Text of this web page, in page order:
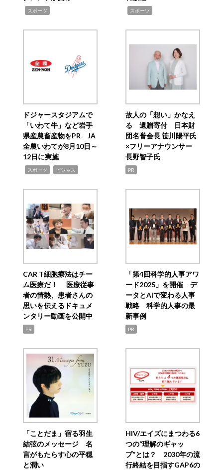
スポーツ スポーツ
ドジャースタジアムで
「いわて牛」など岩手
県産農畜産物をPR JA
全農いわてが8月10日～
12日に実施
スポーツ ビジネス
故人の「想い」かなえ
る 遺贈寄付 日本財
団名誉会長 笹川陽平氏
×フリーアナウンサー
長野智子氏
PR
CAR T細胞療法はチー
ム医療だ！ 医療従事
者の情熱、患者さんの
思いを伝えるドキュメ
ンタリー動画を公開中
PR
「第4回科学的人事アワ
ード2025」を開催 デ
ータとAIで変わる人事
戦略 科学的人事の最
新事例
PR
「ことだま」宿る羽生
結弦のメッセージ 名
言がもたらす心の平穏
と潤い
HIV/エイズにまつわる6
つの“理解のギャッ
プ”とは？ 2030年の流
行終結を目指すGAP6の